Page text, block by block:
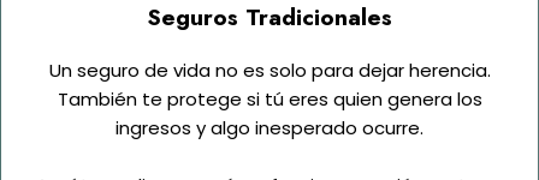
Seguros Tradicionales
Un seguro de vida no es solo para dejar herencia.
También te protege si tú eres quien genera los
ingresos y algo inesperado ocurre.